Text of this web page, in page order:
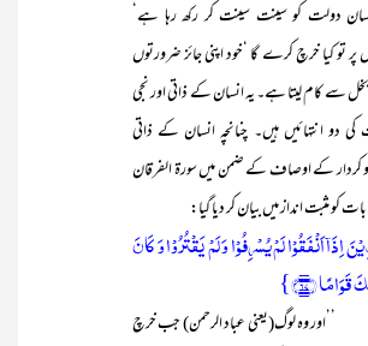
دولت کو سینت سینت کر رکھ رہا ہے‘
تو کیا خرچ کرے گا ‘خود اپنی جائز ضرورتوں
سے کام لیتا ہے۔ یہ انسان کے ذاتی اور نجی
کی دو انتہائیں ہیں۔ چنانچہ انسان کے ذاتی
کے اوصاف کے ضمن میں سورۃ الفرقان
کو مثبت انداز میں بیان کر دیا گیا:
اِذَاۤ اَنۡفَقُوۡا لَمۡ یُسۡرِفُوۡا وَ لَمۡ یَقۡتُرُوۡا وَ کَانَ
﴿۶۷﴾}
وہ لوگ(یعنی عباد الرحمن) جب خرچ